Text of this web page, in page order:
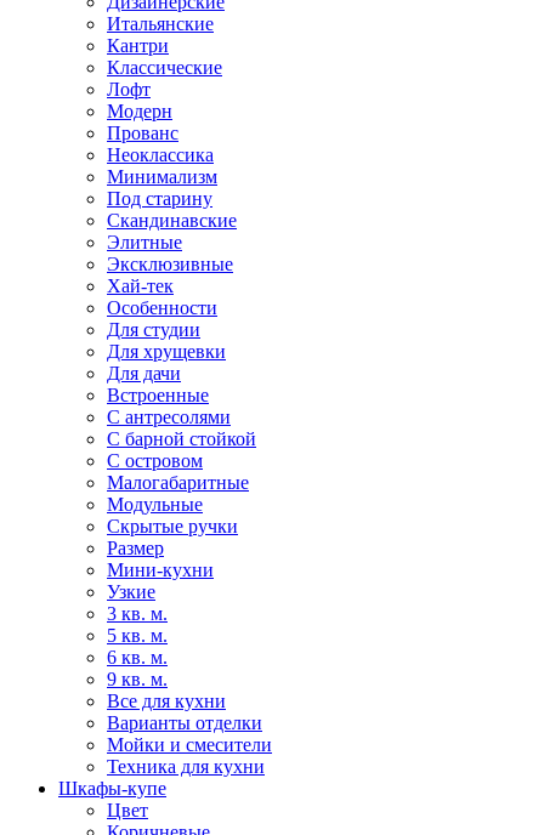
Итальянские
Кантри
Классические
Лофт
Модерн
Прованс
Неоклассика
Минимализм
Под старину
Скандинавские
Элитные
Эксклюзивные
Хай-тек
Особенности
Для студии
Для хрущевки
Для дачи
Встроенные
С антресолями
С барной стойкой
С островом
Малогабаритные
Модульные
Скрытые ручки
Размер
Мини-кухни
Узкие
3 кв. м.
5 кв. м.
6 кв. м.
9 кв. м.
Все для кухни
Варианты отделки
Мойки и смесители
Техника для кухни
Шкафы-купе
Цвет